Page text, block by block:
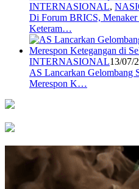
INTERNASIONAL,
Di Forum BRICS,
Keteram…
INTERNASIONAL13/07/
AS Lancarkan Gelombang
Merespon K…